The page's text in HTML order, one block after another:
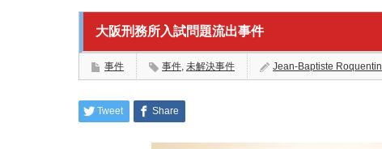
大阪刑務所入試問題流出事件
事件 事件, 未解決事件 Jean-Baptiste Roquentin
Tweet Share